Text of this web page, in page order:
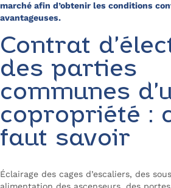
marché afin d’obtenir les conditions
avantageuses.
Contrat
des parties
communes
copropriété :
faut savoir
Éclairage des cages d’escaliers, des